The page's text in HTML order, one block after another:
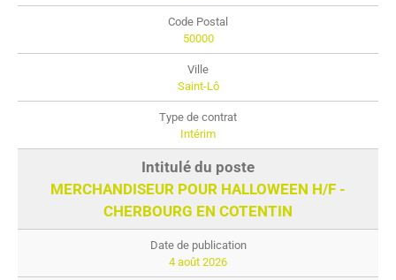
50000
Saint-Lô
Intérim
MERCHANDISEUR POUR HALLOWEEN H/F -
CHERBOURG EN COTENTIN
4 août 2026